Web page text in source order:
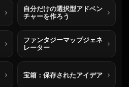
自分だけの選択型アドベン
チャーを作ろう
ファンタジーマップジェネ
レーター
宝箱：保存されたアイデア